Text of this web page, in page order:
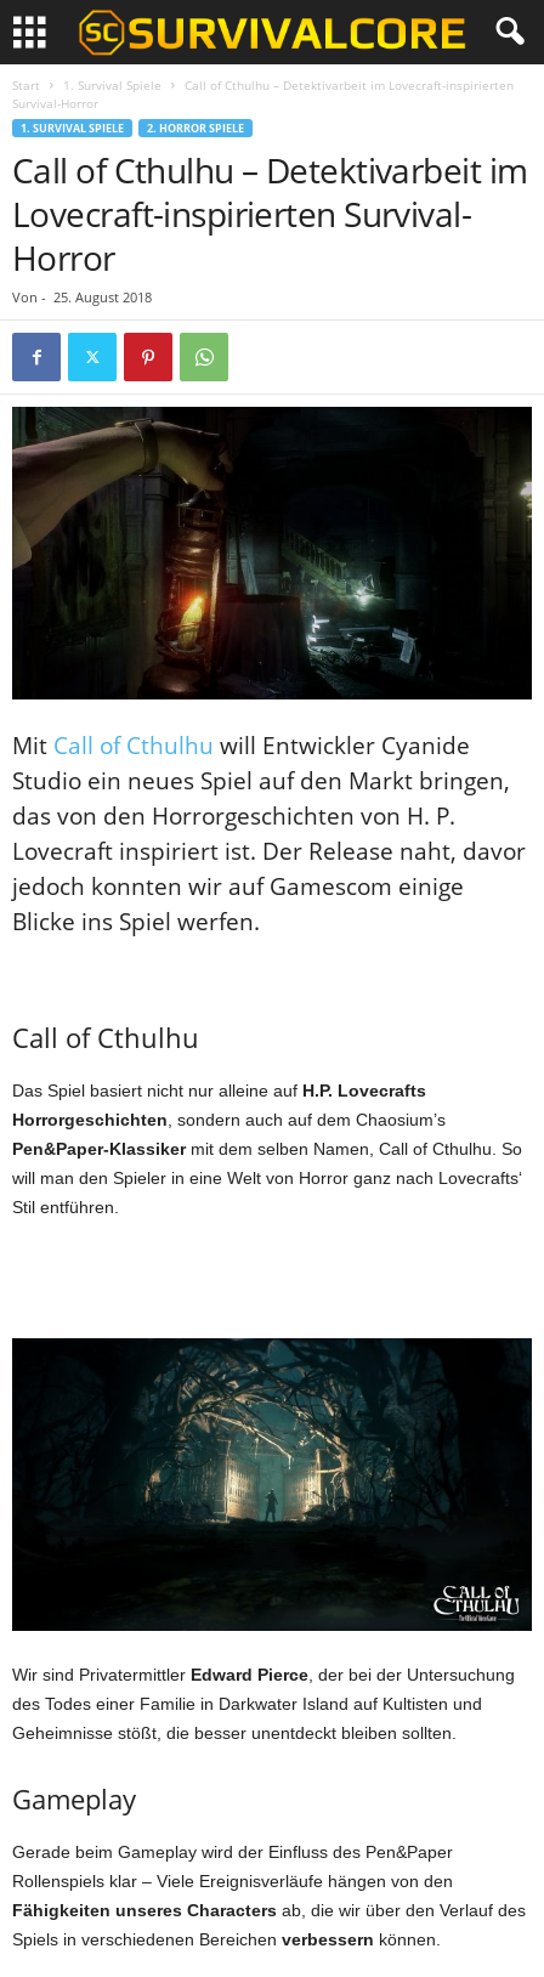
Start 1. Survival Spiele
Call of Cthulhu – Detektivarbeit im Lovecraft-inspirierten
Survival-Horror
1. SURVIVAL SPIELE 2. HORROR SPIELE
Call of Cthulhu – Detektivarbeit im
Lovecraft-inspirierten Survival-
Horror
Von - 25. August 2018
Mit Call of Cthulhu will Entwickler Cyanide
Studio ein neues Spiel auf den Markt bringen,
das von den Horrorgeschichten von H. P.
Lovecraft inspiriert ist. Der Release naht, davor
jedoch konnten wir auf Gamescom einige
Blicke ins Spiel werfen.
Call of Cthulhu
Das Spiel basiert nicht nur alleine auf H.P. Lovecrafts
Horrorgeschichten , sondern auch auf dem Chaosium’s
Pen&Paper-Klassiker mit dem selben Namen, Call of Cthulhu. So
will man den Spieler in eine Welt von Horror ganz nach Lovecrafts‘
Stil entführen.
Wir sind Privatermittler Edward Pierce , der bei der Untersuchung
des Todes einer Familie in Darkwater Island auf Kultisten und
Geheimnisse stößt, die besser unentdeckt bleiben sollten.
Gameplay
Gerade beim Gameplay wird der Einfluss des Pen&Paper
Rollenspiels klar – Viele Ereignisverläufe hängen von den
Fähigkeiten unseres Characters ab, die wir über den Verlauf des
Spiels in verschiedenen Bereichen verbessern können.